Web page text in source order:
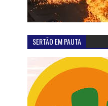
SERTÃO EM PAUTA